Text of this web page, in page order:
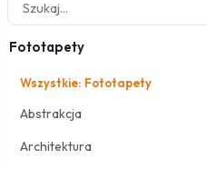
Fototapety
Wszystkie: Fototapety
Abstrakcja
Architektura